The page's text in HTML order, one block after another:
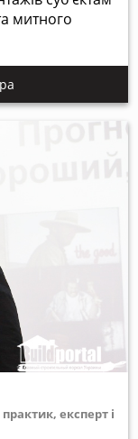
митного
експерт і